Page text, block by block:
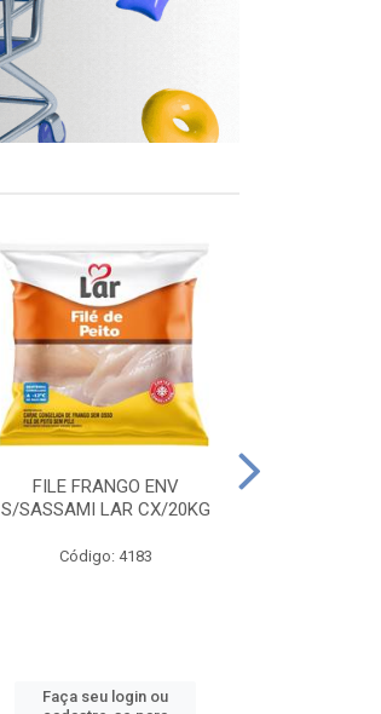
FILE FRANGO ENV
S/SASSAMI LAR CX/20KG
Código: 4183
Faça seu login ou